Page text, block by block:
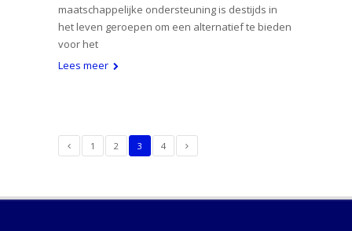
maatschappelijke ondersteuning is destijds in
het leven geroepen om een alternatief te bieden
voor het
Lees meer
1 2 3 4